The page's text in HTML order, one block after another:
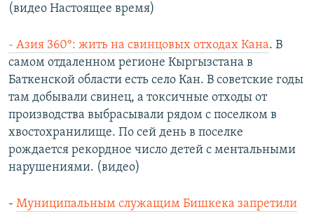
(видео Настоящее время)
- Азия 360°: жить на свинцовых отходах Кана. В
самом отдаленном регионе Кыргызстана в
Баткенской области есть село Кан. В советские годы
там добывали свинец, а токсичные отходы от
производства выбрасывали рядом с поселком в
хвостохранилище. По сей день в поселке
рождается рекордное число детей с ментальными
нарушениями. (видео)
- Муниципальным служащим Бишкека запретили